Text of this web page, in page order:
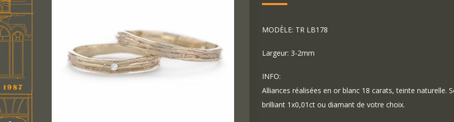
MODÈLE: TR LB178
Largeur: 3-2mm
INFO:
Alliances réalisées en or blanc 18 carats, teinte naturelle.
brilliant 1x0,01ct ou diamant de votre choix.